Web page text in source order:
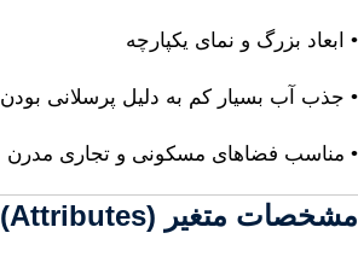
• ابعاد بزرگ و نمای یکپارچه
• جذب آب بسیار کم به دلیل پرسلانی بودن
• مناسب فضاهای مسکونی و تجاری مدرن
مشخصات متغیر (Attributes)